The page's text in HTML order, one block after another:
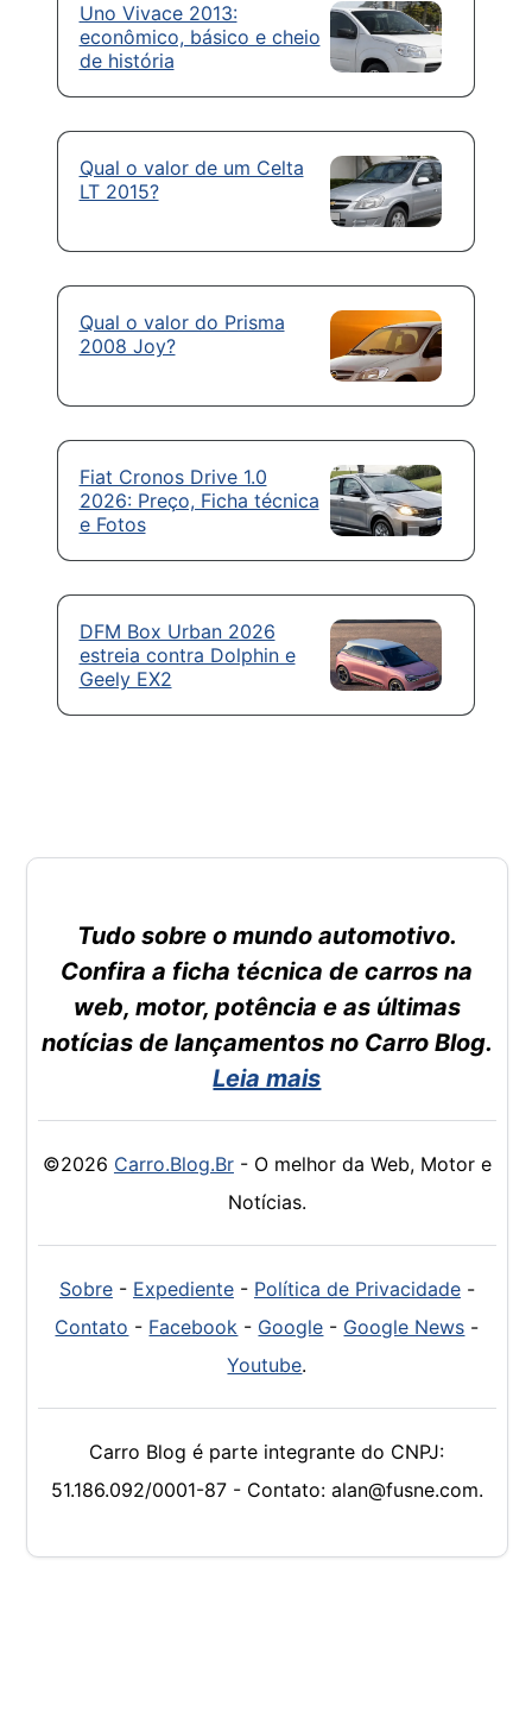
Uno Vivace 2013:
econômico, básico e cheio
de história
Qual o valor de um Celta
LT 2015?
Qual o valor do Prisma
2008 Joy?
Fiat Cronos Drive 1.0
2026: Preço, Ficha técnica
e Fotos
DFM Box Urban 2026
estreia contra Dolphin e
Geely EX2
Tudo sobre o mundo automotivo.
Confira a ficha técnica de carros na
web, motor, potência e as últimas
notícias de lançamentos no Carro Blog.
Leia mais
©2026 Carro.Blog.Br- O melhor da Web, Motor e
Notícias.
Sobre- Expediente- Política de Privacidade-
Contato - Facebook - Google - Google News -
Youtube.
Carro Blog é parte integrante do CNPJ:
51.186.092/0001-87 - Contato: alan@fusne.com.